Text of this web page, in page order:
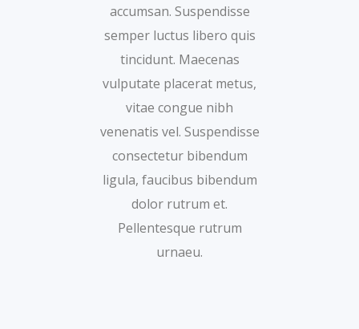
accumsan. Suspendisse
semper luctus libero quis
tincidunt. Maecenas
vulputate placerat metus,
vitae congue nibh
venenatis vel. Suspendisse
consectetur bibendum
ligula, faucibus bibendum
dolor rutrum et.
Pellentesque rutrum
urnaeu.